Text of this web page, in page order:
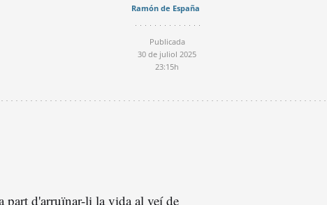
Ramón de España
Publicada
30 de juliol 2025
23:15h
part d'arruïnar-li la vida al veí de